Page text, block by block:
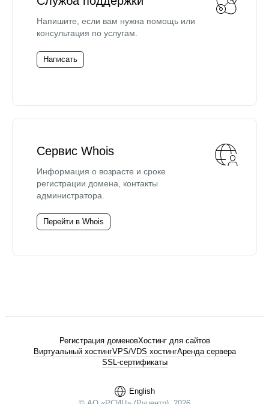
Напишите, если вам нужна помощь или
консультация по услугам.
Написать
Сервис Whois
Информация о возрасте и сроке
регистрации домена, контакты
администратора.
Перейти в Whois
English
Регистрация доменовХостинг для сайтов
Виртуальный хостингVPS/VDS хостингАренда сервера
SSL-сертификаты